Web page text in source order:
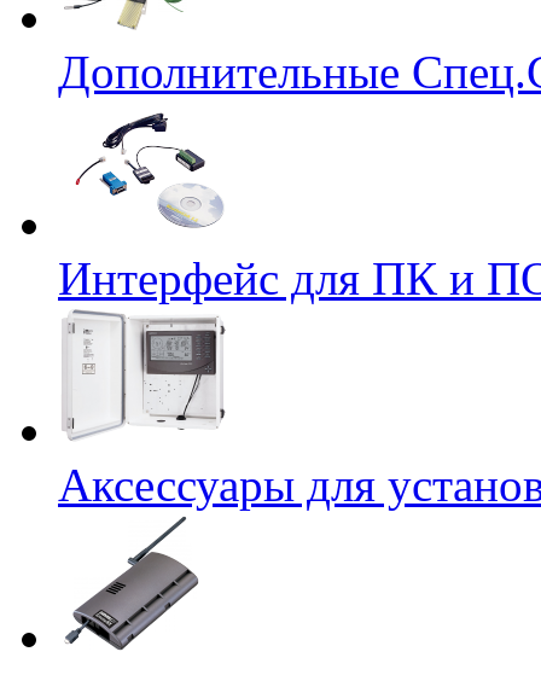
Дополнительные
Интерфейс для ПК и
Аксессуары для